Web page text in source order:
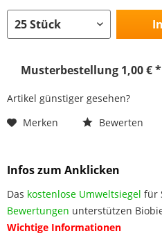
Musterbestellung 1,00 € *
Artikel günstiger gesehen?
Merken
Bewerten
Infos zum Anklicken
Das kostenlose Umweltsiegel für
Bewertungen unterstützen
Wichtige Informationen